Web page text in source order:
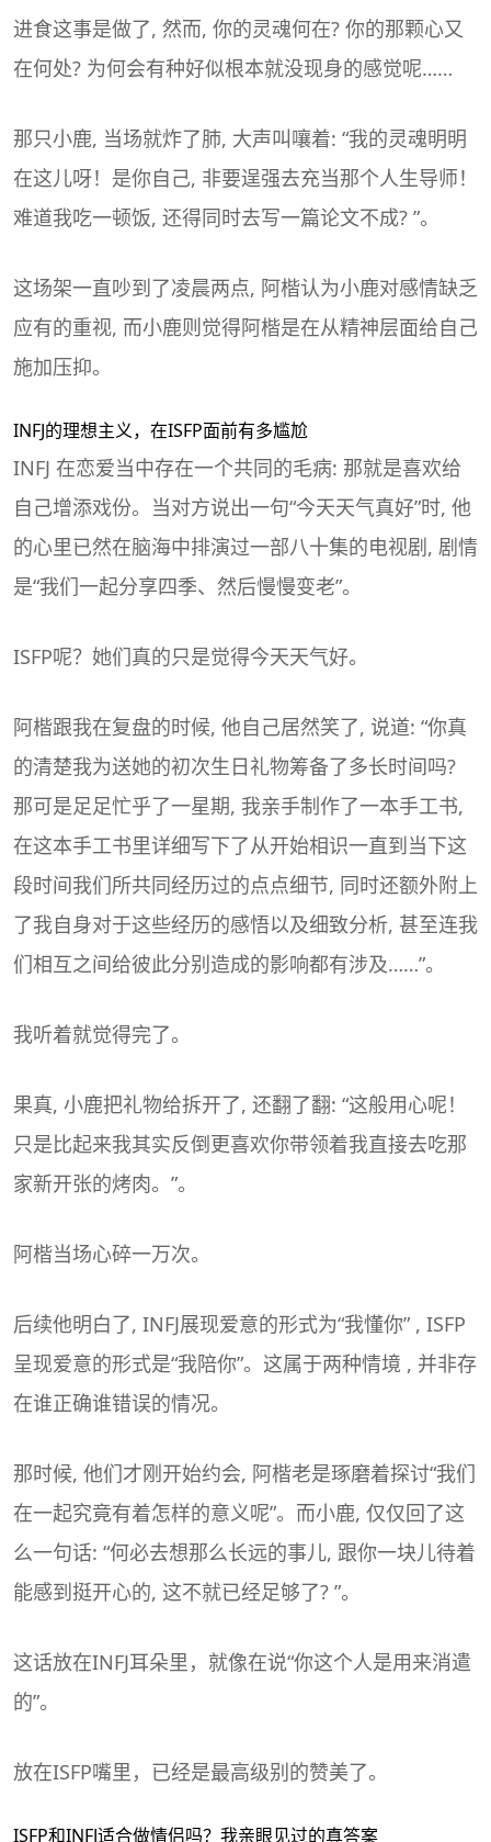
进食这事是做了, 然而, 你的灵魂何在? 你的那颗心又
在何处? 为何会有种好似根本就没现身的感觉呢……
那只小鹿, 当场就炸了肺, 大声叫嚷着: “我的灵魂明明
在这儿呀！是你自己, 非要逞强去充当那个人生导师！
难道我吃一顿饭, 还得同时去写一篇论文不成? ”。
这场架一直吵到了凌晨两点, 阿楷认为小鹿对感情缺乏
应有的重视, 而小鹿则觉得阿楷是在从精神层面给自己
施加压抑。
INFJ的理想主义，在ISFP面前有多尴尬
INFJ 在恋爱当中存在一个共同的毛病: 那就是喜欢给
自己增添戏份。当对方说出一句“今天天气真好”时, 他
的心里已然在脑海中排演过一部八十集的电视剧, 剧情
是“我们一起分享四季、然后慢慢变老”。
ISFP呢？她们真的只是觉得今天天气好。
阿楷跟我在复盘的时候, 他自己居然笑了, 说道: “你真
的清楚我为送她的初次生日礼物筹备了多长时间吗?
那可是足足忙乎了一星期, 我亲手制作了一本手工书,
在这本手工书里详细写下了从开始相识一直到当下这
段时间我们所共同经历过的点点细节, 同时还额外附上
了我自身对于这些经历的感悟以及细致分析, 甚至连我
们相互之间给彼此分别造成的影响都有涉及……”。
我听着就觉得完了。
果真, 小鹿把礼物给拆开了, 还翻了翻: “这般用心呢！
只是比起来我其实反倒更喜欢你带领着我直接去吃那
家新开张的烤肉。”。
阿楷当场心碎一万次。
后续他明白了, INFJ展现爱意的形式为“我懂你” , ISFP
呈现爱意的形式是“我陪你”。这属于两种情境 , 并非存
在谁正确谁错误的情况。
那时候, 他们才刚开始约会, 阿楷老是琢磨着探讨“我们
在一起究竟有着怎样的意义呢”。而小鹿, 仅仅回了这
么一句话: “何必去想那么长远的事儿, 跟你一块儿待着
能感到挺开心的, 这不就已经足够了? ”。
这话放在INFJ耳朵里，就像在说“你这个人是用来消遣
的”。
放在ISFP嘴里，已经是最高级别的赞美了。
ISFP和INFJ适合做情侣吗？我亲眼见过的真答案